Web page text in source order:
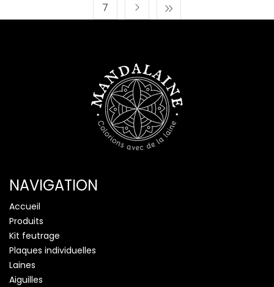
7
NAVIGATION
Accueil
Produits
Kit feutrage
Plaques individuelles
Laines
Aiguilles